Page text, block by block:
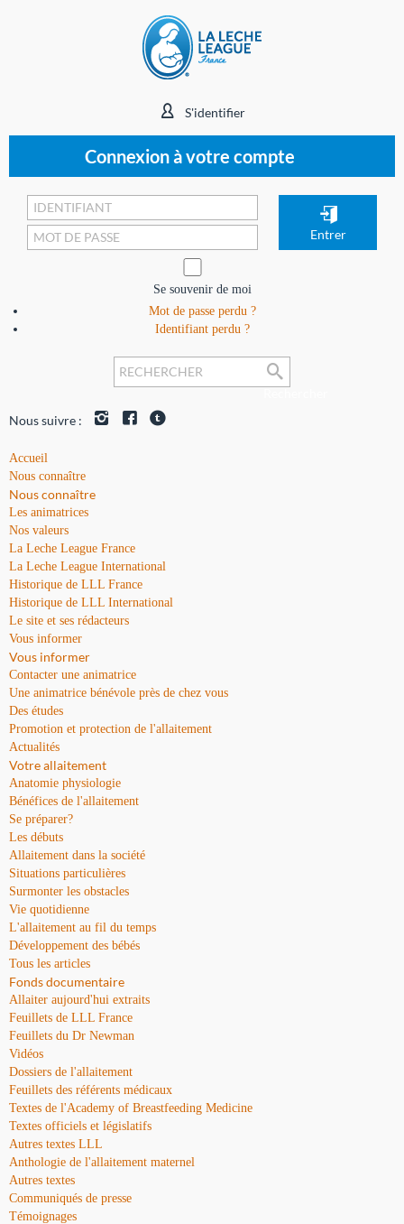
S'identifier
Connexion à votre compte
Se souvenir de moi
Mot de passe perdu ?
Identifiant perdu ?
Nous suivre :
Accueil
Nous connaître
Nous connaître
Les animatrices
Nos valeurs
La Leche League France
La Leche League International
Historique de LLL France
Historique de LLL International
Le site et ses rédacteurs
Vous informer
Vous informer
Contacter une animatrice
Une animatrice bénévole près de chez vous
Des études
Promotion et protection de l'allaitement
Actualités
Votre allaitement
Anatomie physiologie
Bénéfices de l'allaitement
Se préparer?
Les débuts
Allaitement dans la société
Situations particulières
Surmonter les obstacles
Vie quotidienne
L'allaitement au fil du temps
Développement des bébés
Tous les articles
Fonds documentaire
Allaiter aujourd'hui extraits
Feuillets de LLL France
Feuillets du Dr Newman
Vidéos
Dossiers de l'allaitement
Feuillets des référents médicaux
Textes de l'Academy of Breastfeeding Medicine
Textes officiels et législatifs
Autres textes LLL
Anthologie de l'allaitement maternel
Autres textes
Communiqués de presse
Témoignages